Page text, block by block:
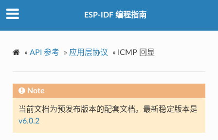
ESP-IDF 编程指南
» API 参考 » 应用层协议 » ICMP 回显
Note
当前文档为预发布版本的配套文档。最新稳定版本是
v6.0.2